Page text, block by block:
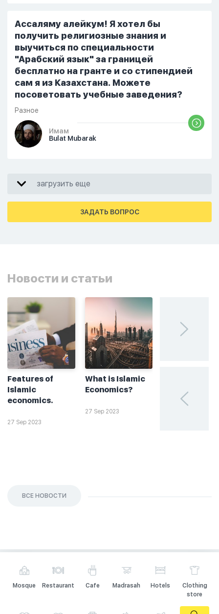
Ассаляму алейкум! Я хотел бы
получить религиозные знания и
выучиться по специальности
"Арабский язык" за границей
бесплатно на гранте и со стипендией
сам я из Казахстана. Можете
посоветовать учебные заведения?
Разное
Имам
Bulat Mubarak
загрузить еще
ЗАДАТЬ ВОПРОС
Новости и статьи
Features of
Islamic
economics.
27 Sep 2023
What is Islamic
Economics?
27 Sep 2023
халяльное
ВСЕ НОВОСТИ
Mosque Restaurant Cafe Madrasah Hotels
Clothing
store